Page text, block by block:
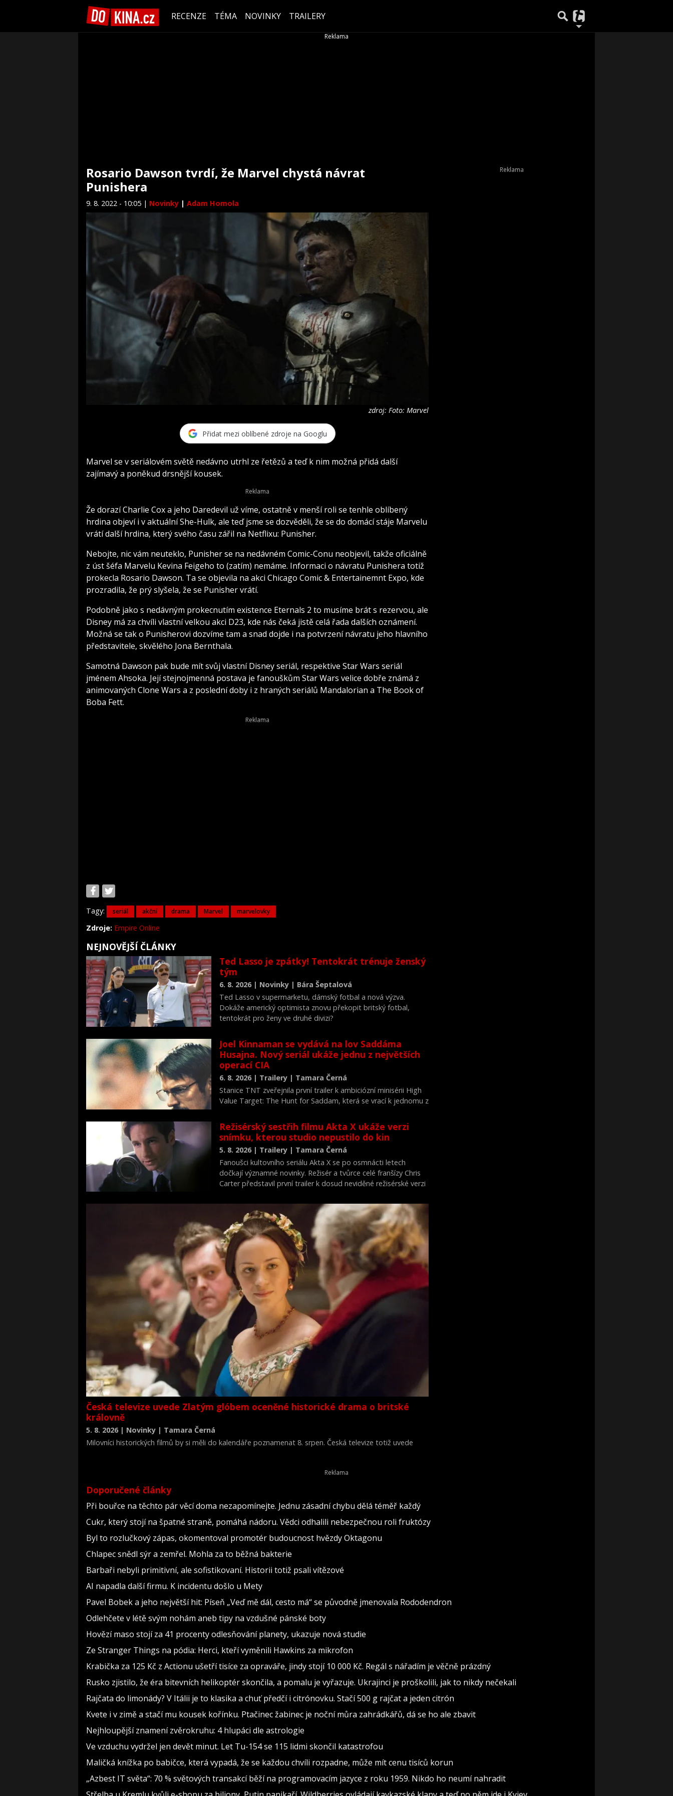
RECENZE TÉMA NOVINKY TRAILERY
Rosario Dawson tvrdí, že Marvel chystá návrat
Punishera
9. 8. 2022 - 10:05 | Novinky | Adam Homola
zdroj: Foto: Marvel
Přidat mezi oblíbené zdroje na Googlu
Marvel se v seriálovém světě nedávno utrhl ze řetězů a teď k nim možná přidá další
zajímavý a poněkud drsnější kousek.
Že dorazí Charlie Cox a jeho Daredevil už víme, ostatně v menší roli se tenhle oblíbený
hrdina objeví i v aktuální She-Hulk, ale teď jsme se dozvěděli, že se do domácí stáje Marvelu
vrátí další hrdina, který svého času zářil na Netflixu: Punisher.
Nebojte, nic vám neuteklo, Punisher se na nedávném Comic-Conu neobjevil, takže oficiálně
z úst šéfa Marvelu Kevina Feigeho to (zatím) nemáme. Informaci o návratu Punishera totiž
prokecla Rosario Dawson. Ta se objevila na akci Chicago Comic & Entertainemnt Expo, kde
prozradila, že prý slyšela, že se Punisher vrátí.
Podobně jako s nedávným prokecnutím existence Eternals 2 to musíme brát s rezervou, ale
Disney má za chvíli vlastní velkou akci D23, kde nás čeká jistě celá řada dalších oznámení.
Možná se tak o Punisherovi dozvíme tam a snad dojde i na potvrzení návratu jeho hlavního
představitele, skvělého Jona Bernthala.
Samotná Dawson pak bude mít svůj vlastní Disney seriál, respektive Star Wars seriál
jménem Ahsoka. Její stejnojmenná postava je fanouškům Star Wars velice dobře známá z
animovaných Clone Wars a z poslední doby i z hraných seriálů Mandalorian a The Book of
Boba Fett.
Tagy: seriál akční drama Marvel marvelovky
Zdroje: Empire Online
NEJNOVĚJŠÍ ČLÁNKY
Ted Lasso je zpátky! Tentokrát trénuje ženský
tým
6. 8. 2026 | Novinky | Bára Šeptalová
Ted Lasso v supermarketu, dámský fotbal a nová výzva.
Dokáže americký optimista znovu překopit britský fotbal,
tentokrát pro ženy ve druhé divizi?
Joel Kinnaman se vydává na lov Saddáma
Husajna. Nový seriál ukáže jednu z největších
operací CIA
6. 8. 2026 | Trailery | Tamara Černá
Stanice TNT zveřejnila první trailer k ambiciózní minisérii High
Value Target: The Hunt for Saddam, která se vrací k jednomu z
Režisérský sestřih filmu Akta X ukáže verzi
snímku, kterou studio nepustilo do kin
5. 8. 2026 | Trailery | Tamara Černá
Fanoušci kultovního seriálu Akta X se po osmnácti letech
dočkají významné novinky. Režisér a tvůrce celé franšízy Chris
Carter představil první trailer k dosud neviděné režisérské verzi
Česká televize uvede Zlatým glóbem oceněné historické drama o britské
královně
5. 8. 2026 | Novinky | Tamara Černá
Milovníci historických filmů by si měli do kalendáře poznamenat 8. srpen. Česká televize totiž uvede
Doporučené články
Při bouřce na těchto pár věcí doma nezapomínejte. Jednu zásadní chybu dělá téměř každý
Cukr, který stojí na špatné straně, pomáhá nádoru. Vědci odhalili nebezpečnou roli fruktózy
Byl to rozlučkový zápas, okomentoval promotér budoucnost hvězdy Oktagonu
Chlapec snědl sýr a zemřel. Mohla za to běžná bakterie
Barbaři nebyli primitivní, ale sofistikovaní. Historii totiž psali vítězové
AI napadla další firmu. K incidentu došlo u Mety
Pavel Bobek a jeho největší hit: Píseň „Veď mě dál, cesto má“ se původně jmenovala Rododendron
Odlehčete v létě svým nohám aneb tipy na vzdušné pánské boty
Hovězí maso stojí za 41 procenty odlesňování planety, ukazuje nová studie
Ze Stranger Things na pódia: Herci, kteří vyměnili Hawkins za mikrofon
Krabička za 125 Kč z Actionu ušetří tisíce za opraváře, jindy stojí 10 000 Kč. Regál s nářadím je věčně prázdný
Rusko zjistilo, že éra bitevních helikoptér skončila, a pomalu je vyřazuje. Ukrajinci je proškolili, jak to nikdy nečekali
Rajčata do limonády? V Itálii je to klasika a chuť předčí i citrónovku. Stačí 500 g rajčat a jeden citrón
Kvete i v zimě a stačí mu kousek kořínku. Ptačinec žabinec je noční můra zahrádkářů, dá se ho ale zbavit
Nejhloupější znamení zvěrokruhu: 4 hlupáci dle astrologie
Ve vzduchu vydržel jen devět minut. Let Tu-154 se 115 lidmi skončil katastrofou
Maličká knížka po babičce, která vypadá, že se každou chvíli rozpadne, může mít cenu tisíců korun
„Azbest IT světa“: 70 % světových transakcí běží na programovacím jazyce z roku 1959. Nikdo ho neumí nahradit